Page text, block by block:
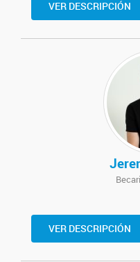
VER DESCRIPCIÓN
VER DESCRIPCIÓN